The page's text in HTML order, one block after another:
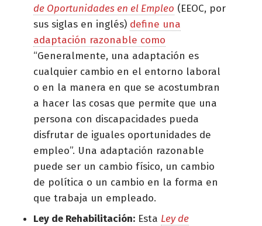
de Oportunidades en el Empleo (EEOC, por
sus siglas en inglés) define una
adaptación razonable como
“Generalmente, una adaptación es
cualquier cambio en el entorno laboral
o en la manera en que se acostumbran
a hacer las cosas que permite que una
persona con discapacidades pueda
disfrutar de iguales oportunidades de
empleo”. Una adaptación razonable
puede ser un cambio físico, un cambio
de política o un cambio en la forma en
que trabaja un empleado.
Ley de Rehabilitación: Esta Ley de